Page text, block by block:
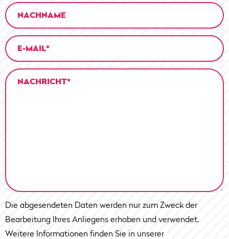
Die abgesendeten Daten werden nur zum Zweck der
Bearbeitung Ihres Anliegens erhoben und verwendet.
Weitere Informationen finden Sie in unserer